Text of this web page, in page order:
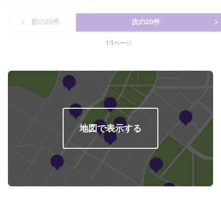
前の20件 次の20件
1/1ページ
地図で表示する